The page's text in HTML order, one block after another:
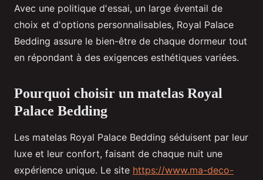
Avec une politique d'essai, un large éventail de
choix et d'options personnalisables, Royal Palace
Bedding assure le bien-être de chaque dormeur tout
en répondant à des exigences esthétiques variées.
Pourquoi choisir un matelas Royal
Palace Bedding
Les matelas Royal Palace Bedding séduisent par leur
luxe et leur confort, faisant de chaque nuit une
expérience unique. Le site https://www.ma-deco-